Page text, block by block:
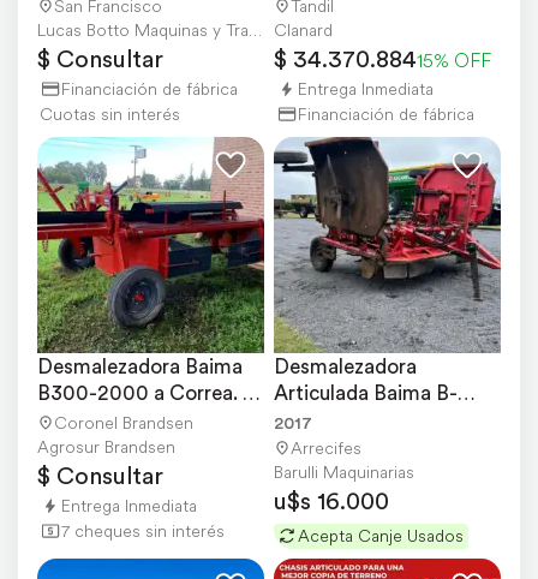
San Francisco
$ Consultar
Financiación de fábrica
Cuotas sin interés
Tandil
Clanard
$ 34.370.88415% OFF
Entrega Inmediata
Financiación de fábrica
Desmalezadora Baima
B300-2000 a Correa.
Disponible
Coronel Brandsen
Agrosur Brandsen
$ Consultar
Entrega Inmediata
7 cheques sin interés
Desmalezadora
Articulada Baima B-
5200 año 2017
2017
Arrecifes
Barulli Maquinarias
u$s 16.000
Acepta Canje Usados